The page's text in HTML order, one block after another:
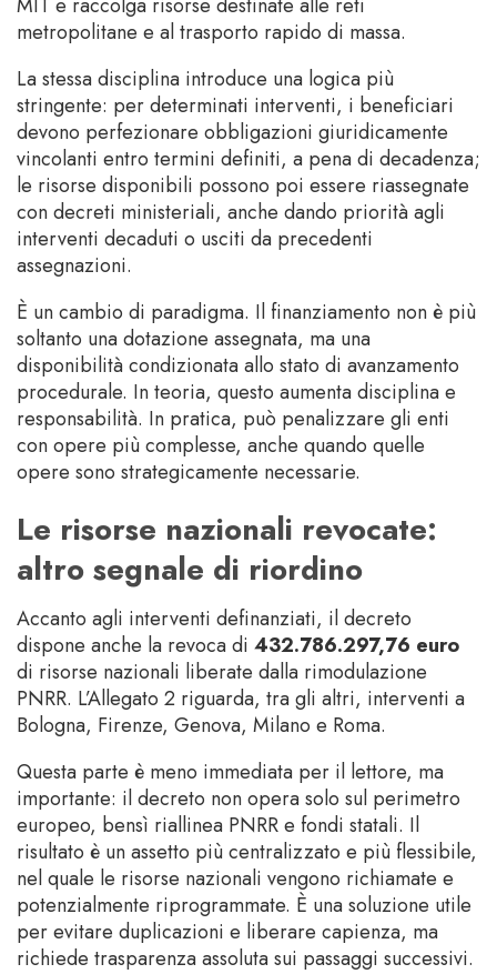
metropolitane e al trasporto rapido di massa.
La stessa disciplina introduce una logica più
stringente: per determinati interventi, i beneficiari
devono perfezionare obbligazioni giuridicamente
vincolanti entro termini definiti, a pena di decadenza;
le risorse disponibili possono poi essere riassegnate
con decreti ministeriali, anche dando priorità agli
interventi decaduti o usciti da precedenti
assegnazioni.
È un cambio di paradigma. Il finanziamento non è più
soltanto una dotazione assegnata, ma una
disponibilità condizionata allo stato di avanzamento
procedurale. In teoria, questo aumenta disciplina e
responsabilità. In pratica, può penalizzare gli enti
con opere più complesse, anche quando quelle
opere sono strategicamente necessarie.
Le risorse nazionali revocate:
altro segnale di riordino
Accanto agli interventi definanziati, il decreto
dispone anche la revoca di 432.786.297,76 euro
di risorse nazionali liberate dalla rimodulazione
PNRR. L’Allegato 2 riguarda, tra gli altri, interventi a
Bologna, Firenze, Genova, Milano e Roma.
Questa parte è meno immediata per il lettore, ma
importante: il decreto non opera solo sul perimetro
europeo, bensì riallinea PNRR e fondi statali. Il
risultato è un assetto più centralizzato e più flessibile,
nel quale le risorse nazionali vengono richiamate e
potenzialmente riprogrammate. È una soluzione utile
per evitare duplicazioni e liberare capienza, ma
richiede trasparenza assoluta sui passaggi successivi.